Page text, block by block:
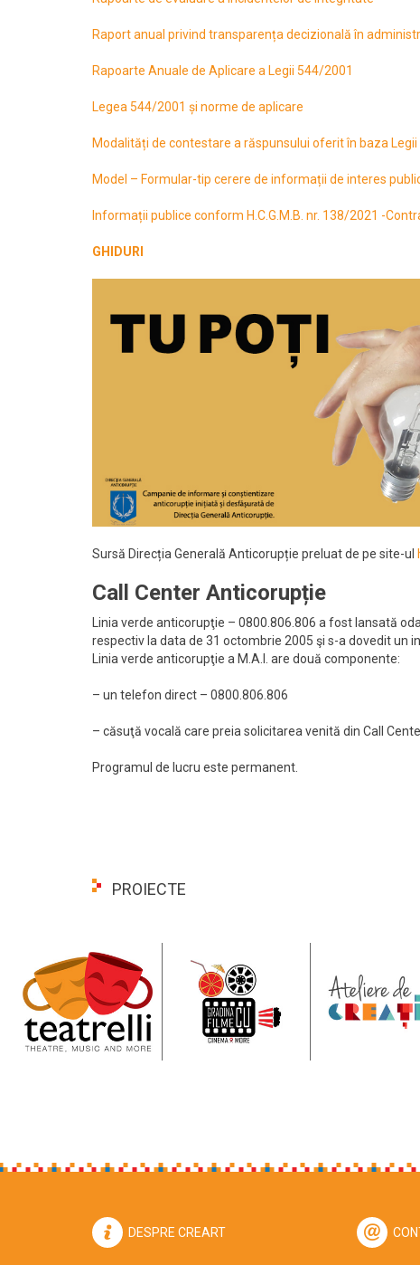
Raport anual privind transparența decizională în
Rapoarte Anuale de Aplicare a Legii 544/2001
Legea 544/2001 și norme de aplicare
Modalități de contestare a răspunsului oferit în baza Legii
Model – Formular-tip cerere de informații de interes
Informații publice conform H.C.G.M.B. nr. 138/2021 -
GHIDURI
Sursă Direcția Generală Anticorupție preluat de pe site-ul
Call Center Anticorupție
Linia verde anticorupţie – 0800.806.806 a fost lansată
respectiv la data de 31 octombrie 2005 şi s-a dovedit un
Linia verde anticorupţie a M.A.I. are două componente:
– un telefon direct – 0800.806.806
– căsuţă vocală care preia solicitarea venită din Call
Programul de lucru este permanent.
PROIECTE
DESPRE CREART